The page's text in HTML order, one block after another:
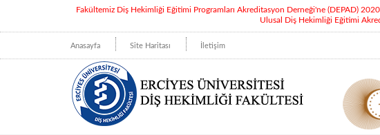
Fakültemiz Diş Hekimliği Eğitimi Programları Akreditasyon Derneği'ne (DEPAD)
Ulusal Diş Hekimliği Eğitimi
Anasayfa Site Haritası İletişim